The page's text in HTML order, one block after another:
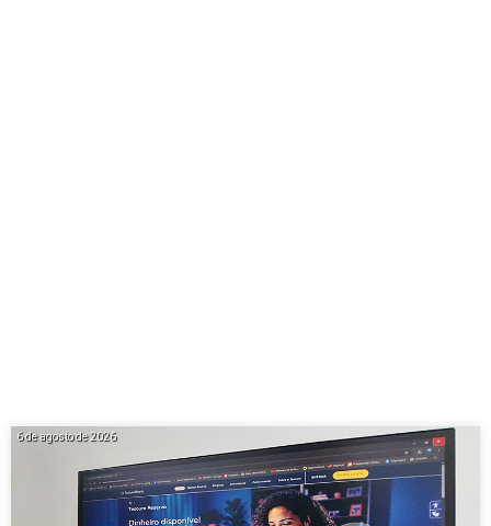
6 de agosto de 2026